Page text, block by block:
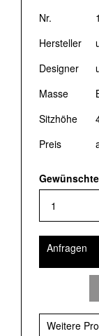
Nr.
Hersteller
Designer
Masse
Sitzhöhe
Preis
Anfragen
Weitere